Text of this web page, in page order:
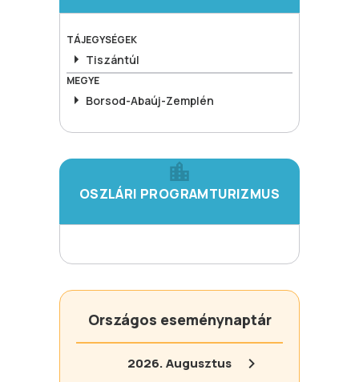
TÁJEGYSÉGEK
Tiszántúl
MEGYE
Borsod-Abaúj-Zemplén
OSZLÁRI PROGRAMTURIZMUS
Országos eseménynaptár
2026.Augusztus